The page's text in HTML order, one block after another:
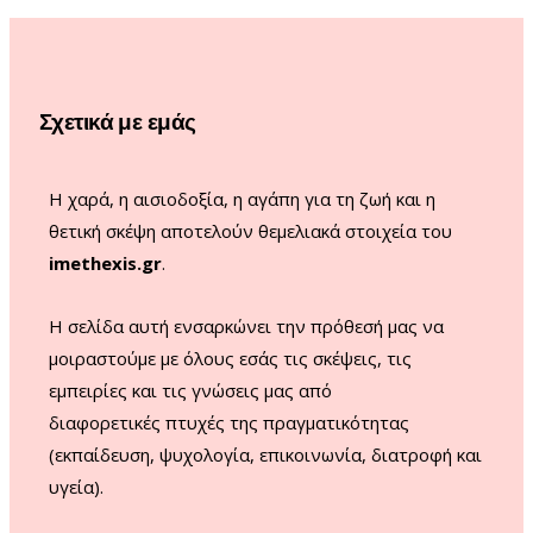
b
a
u
o
Σχετικά με εμάς
Η χαρά, η αισιοδοξία, η αγάπη για τη ζωή και η
θετική σκέψη αποτελούν θεμελιακά στοιχεία του
imethexis.gr.
H σελίδα αυτή ενσαρκώνει την πρόθεσή μας να
μοιραστούμε με όλους εσάς τις σκέψεις, τις
εμπειρίες και τις γνώσεις μας από
διαφορετικές πτυχές της πραγματικότητας
(εκπαίδευση, ψυχολογία, επικοινωνία, διατροφή και
υγεία).